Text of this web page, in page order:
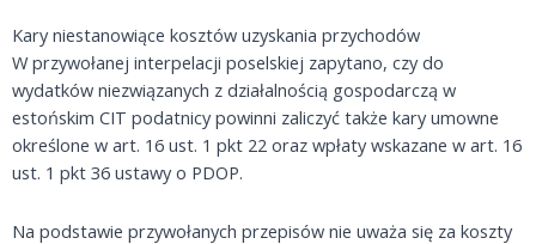
Kary niestanowiące kosztów uzyskania przychodów
W przywołanej interpelacji poselskiej zapytano, czy do
wydatków niezwiązanych z działalnością gospodarczą w
estońskim CIT podatnicy powinni zaliczyć także kary umowne
określone w art. 16 ust. 1 pkt 22 oraz wpłaty wskazane w art. 16
ust. 1 pkt 36 ustawy o PDOP.
Na podstawie przywołanych przepisów nie uważa się za koszty